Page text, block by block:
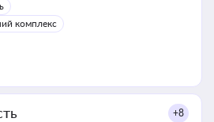
комплекс
+8